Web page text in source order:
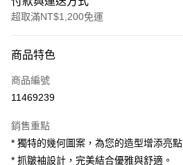
超取滿NT$1,200免運
信用卡一次付款
超商取貨付款
Apple Pay
商品特色
商品編號
11469239
銷售重點
* 獨特的幾何圖案，為您的造型增添亮點
* 抓皺袖設計，完美結合優雅與舒適。